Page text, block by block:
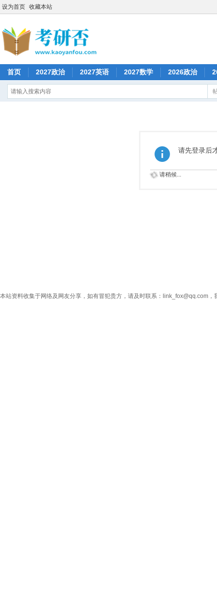
设为首页 收藏本站
首页 2027政治 2027英语 2027数学 2026政治
请先登录后
请稍候...
本站资料收集于网络及网友分享，如有冒犯贵方，请及时联系：link_fox@qq.com，